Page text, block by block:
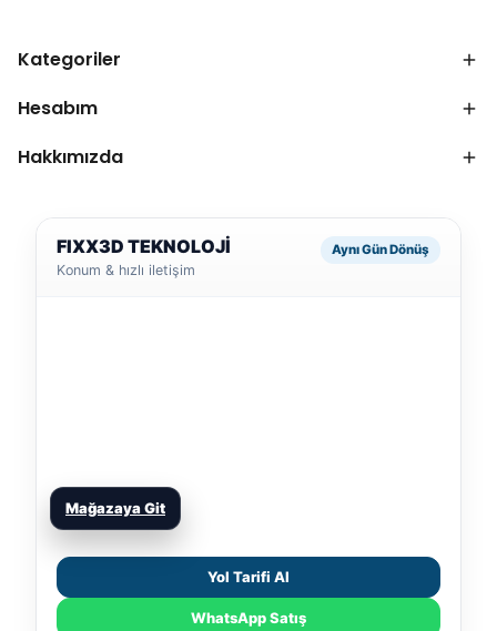
Kategoriler
Hesabım
Hakkımızda
FIXX3D TEKNOLOJİ
Konum & hızlı iletişim
Aynı Gün Dönüş
Mağazaya Git
Yol Tarifi Al
WhatsApp Satış